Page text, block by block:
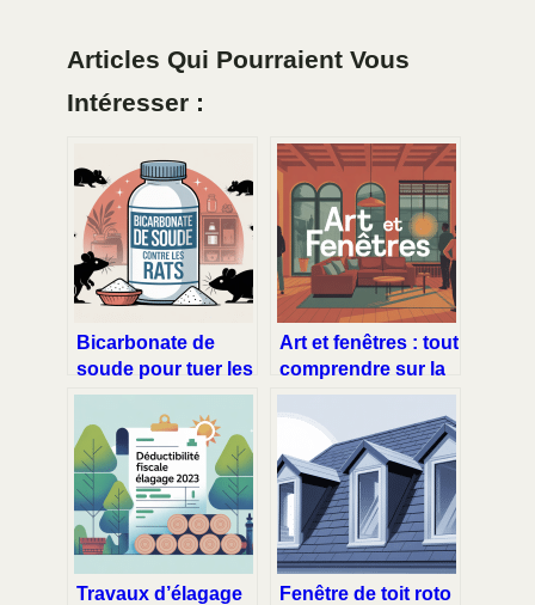
Articles Qui Pourraient Vous
Intéresser :
Bicarbonate de
soude pour tuer les
rats : méthode,
efficacité,
précautions
Art et fenêtres : tout
comprendre sur la
marque, les avis et
les alternatives
Travaux d’élagage
Fenêtre de toit roto